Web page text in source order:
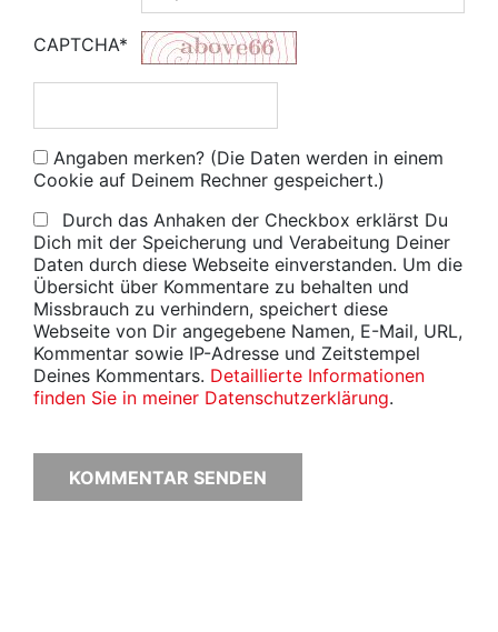
CAPTCHA*
Angaben merken? (Die Daten werden in einem
Cookie auf Deinem Rechner gespeichert.)
Durch das Anhaken der Checkbox erklärst Du
Dich mit der Speicherung und Verabeitung Deiner
Daten durch diese Webseite einverstanden. Um die
Übersicht über Kommentare zu behalten und
Missbrauch zu verhindern, speichert diese
Webseite von Dir angegebene Namen, E-Mail, URL,
Kommentar sowie IP-Adresse und Zeitstempel
Deines Kommentars. Detaillierte Informationen
finden Sie in meiner Datenschutzerklärung.